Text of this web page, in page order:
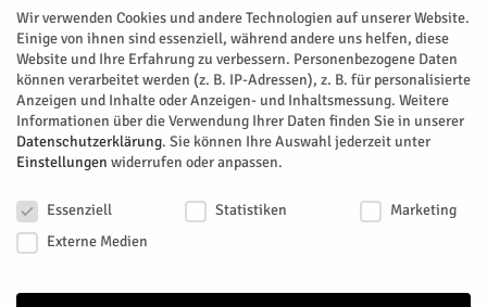
Von Kernenergie, künstlicher
Intelligenz und viel Wachstum
Sein 20jähriges Bestehen feierte das Joint Venture von
Urenco und Orano, die Enrichment Technology Company ETC
Zentrifugentechnologie gebaut, erforscht und
weiterentwickelt.
Von
Wir verwenden Cookies und andere Technologien auf unserer Website.
Einige von ihnen sind essenziell, während andere uns helfen, diese
Website und Ihre Erfahrung zu verbessern. Personenbezogene Daten
können verarbeitet werden (z. B. IP-Adressen), z. B. für personalisierte
Anzeigen und Inhalte oder Anzeigen- und Inhaltsmessung. Weitere
Informationen über die Verwendung Ihrer Daten finden Sie in unserer
Datenschutzerklärung. Sie können Ihre Auswahl jederzeit unter
Einstellungen widerrufen oder anpassen.
Essenziell
Statistiken
Marketing
Externe Medien